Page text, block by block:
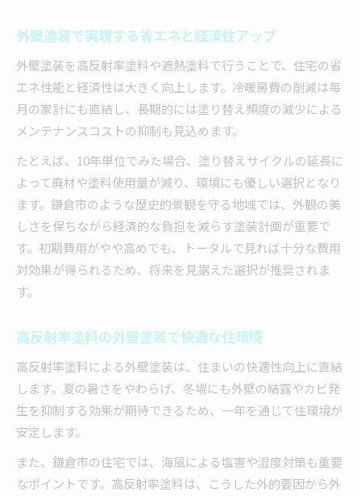
外壁塗装で実現する省エネと経済性アップ
外壁塗装を高反射率塗料や遮熱塗料で行うことで、住宅の省
エネ性能と経済性は大きく向上します。冷暖房費の削減は毎
月の家計にも直結し、長期的には塗り替え頻度の減少による
メンテナンスコストの抑制も見込めます。
たとえば、10年単位でみた場合、塗り替えサイクルの延長に
よって廃材や塗料使用量が減り、環境にも優しい選択となり
ます。鎌倉市のような歴史的景観を守る地域では、外観の美
しさを保ちながら経済的な負担を減らす塗装計画が重要で
す。初期費用がやや高めでも、トータルで見れば十分な費用
対効果が得られるため、将来を見据えた選択が推奨されま
す。
高反射率塗料の外壁塗装で快適な住環境
高反射率塗料による外壁塗装は、住まいの快適性向上に直結
します。夏の暑さをやわらげ、冬場にも外壁の結露やカビ発
生を抑制する効果が期待できるため、一年を通じて住環境が
安定します。
また、鎌倉市の住宅では、海風による塩害や湿度対策も重要
なポイントです。高反射率塗料は、こうした外的要因から外